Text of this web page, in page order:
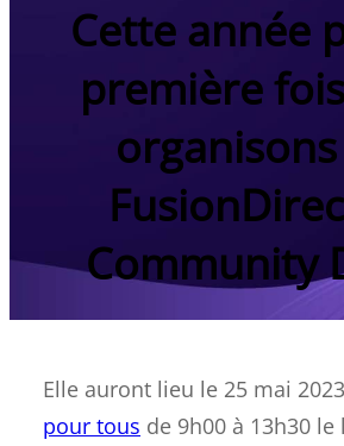
Cette année
première
Community
Elle auront lieu le 25 mai
pour tous de 9h00 à 13h30